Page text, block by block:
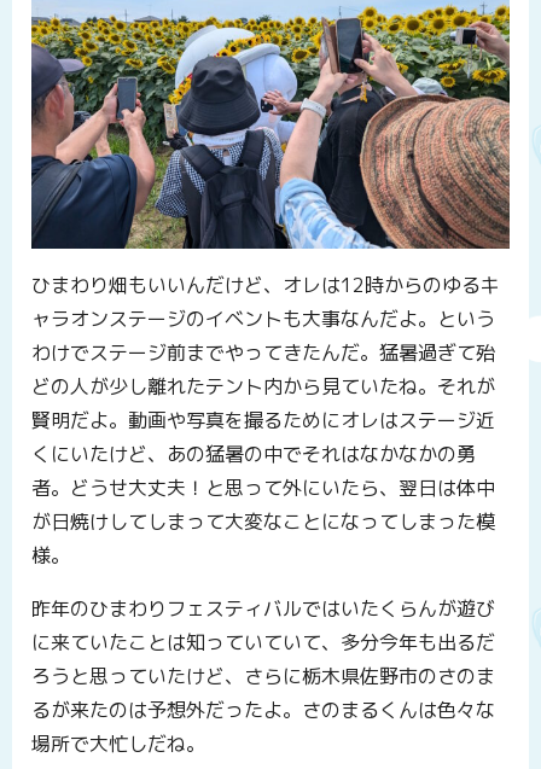
ひまわり畑もいいんだけど、オレは12時からのゆるキ
ャラオンステージのイベントも大事なんだよ。という
わけでステージ前までやってきたんだ。猛暑過ぎて殆
どの人が少し離れたテント内から見ていたね。それが
賢明だよ。動画や写真を撮るためにオレはステージ近
くにいたけど、あの猛暑の中でそれはなかなかの勇
者。どうせ大丈夫！と思って外にいたら、翌日は体中
が日焼けしてしまって大変なことになってしまった模
様。
昨年のひまわりフェスティバルではいたくらんが遊び
に来ていたことは知っていていて、多分今年も出るだ
ろうと思っていたけど、さらに栃木県佐野市のさのま
るが来たのは予想外だったよ。さのまるくんは色々な
場所で大忙しだね。